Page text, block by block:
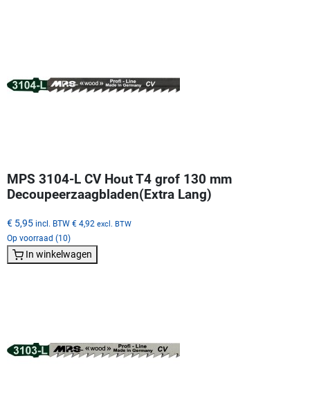
MPS 3104-L CV Hout T4 grof 130 mm
Decoupeerzaagbladen(Extra Lang)
€ 5,95 incl. BTW € 4,92 excl. BTW
Op voorraad (10)
In winkelwagen